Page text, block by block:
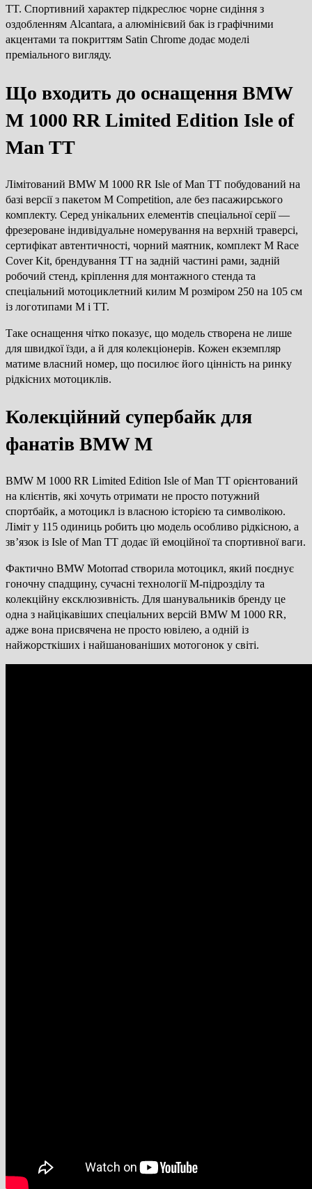
TT. Спортивний характер підкреслює чорне сидіння з
оздобленням Alcantara, а алюмінієвий бак із графічними
акцентами та покриттям Satin Chrome додає моделі
преміального вигляду.
Що входить до оснащення BMW
M 1000 RR Limited Edition Isle of
Man TT
Лімітований BMW M 1000 RR Isle of Man TT побудований на
базі версії з пакетом M Competition, але без пасажирського
комплекту. Серед унікальних елементів спеціальної серії —
фрезероване індивідуальне номерування на верхній траверсі,
сертифікат автентичності, чорний маятник, комплект M Race
Cover Kit, брендування TT на задній частині рами, задній
робочий стенд, кріплення для монтажного стенда та
спеціальний мотоциклетний килим M розміром 250 на 105 см
із логотипами M і TT.
Таке оснащення чітко показує, що модель створена не лише
для швидкої їзди, а й для колекціонерів. Кожен екземпляр
матиме власний номер, що посилює його цінність на ринку
рідкісних мотоциклів.
Колекційний супербайк для
фанатів BMW M
BMW M 1000 RR Limited Edition Isle of Man TT орієнтований
на клієнтів, які хочуть отримати не просто потужний
спортбайк, а мотоцикл із власною історією та символікою.
Ліміт у 115 одиниць робить цю модель особливо рідкісною, а
зв’язок із Isle of Man TT додає їй емоційної та спортивної ваги.
Фактично BMW Motorrad створила мотоцикл, який поєднує
гоночну спадщину, сучасні технології M-підрозділу та
колекційну ексклюзивність. Для шанувальників бренду це
одна з найцікавіших спеціальних версій BMW M 1000 RR,
адже вона присвячена не просто ювілею, а одній із
найжорсткіших і найшанованіших мотогонок у світі.